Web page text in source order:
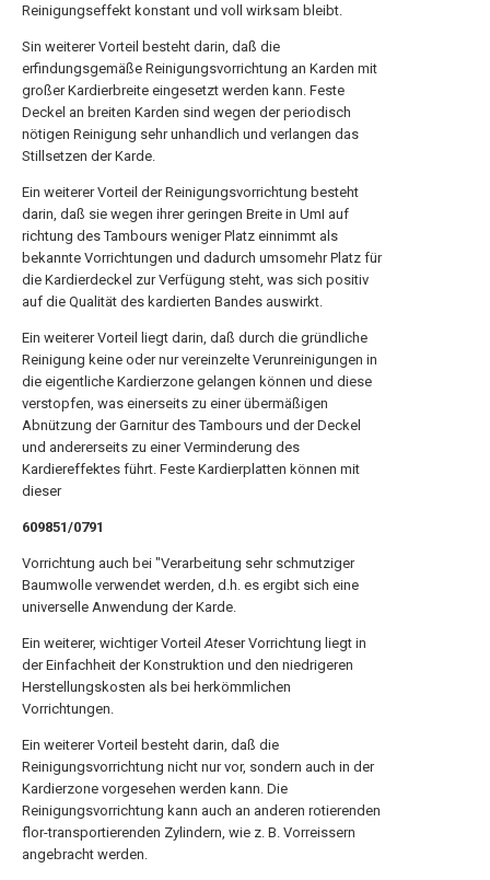
Reinigungseffekt konstant und voll wirksam bleibt.
Sin weiterer Vorteil besteht darin, daß die
erfindungsgemäße Reinigungsvorrichtung an Karden mit
großer Kardierbreite eingesetzt werden kann. Feste
Deckel an breiten Karden sind wegen der periodisch
nötigen Reinigung sehr unhandlich und verlangen das
Stillsetzen der Karde.
Ein weiterer Vorteil der Reinigungsvorrichtung besteht
darin, daß sie wegen ihrer geringen Breite in UmI auf
richtung des Tambours weniger Platz einnimmt als
bekannte Vorrichtungen und dadurch umsomehr Platz für
die Kardierdeckel zur Verfügung steht, was sich positiv
auf die Qualität des kardierten Bandes auswirkt.
Ein weiterer Vorteil liegt darin, daß durch die gründliche
Reinigung keine oder nur vereinzelte Verunreinigungen in
die eigentliche Kardierzone gelangen können und diese
verstopfen, was einerseits zu einer übermäßigen
Abnützung der Garnitur des Tambours und der Deckel
und andererseits zu einer Verminderung des
Kardiereffektes führt. Feste Kardierplatten können mit
dieser
609851/0791
Vorrichtung auch bei "Verarbeitung sehr schmutziger
Baumwolle verwendet werden, d.h. es ergibt sich eine
universelle Anwendung der Karde.
Ein weiterer, wichtiger Vorteil Ateser Vorrichtung liegt in
der Einfachheit der Konstruktion und den niedrigeren
Herstellungskosten als bei herkömmlichen
Vorrichtungen.
Ein weiterer Vorteil besteht darin, daß die
Reinigungsvorrichtung nicht nur vor, sondern auch in der
Kardierzone vorgesehen werden kann. Die
Reinigungsvorrichtung kann auch an anderen rotierenden
flor-transportierenden Zylindern, wie z. B. Vorreissern
angebracht werden.